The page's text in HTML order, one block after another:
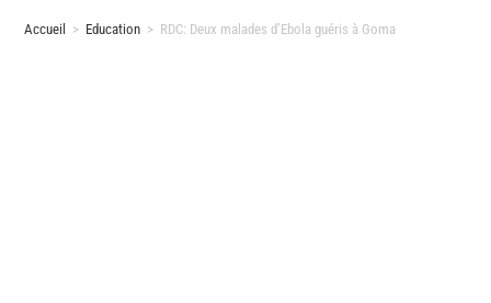
Accueil > Education > RDC: Deux malades d’Ebola guéris à Goma